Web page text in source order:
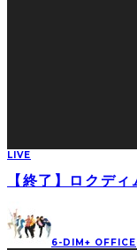
LIVE
【終了】ロクデ
6-DIM+ OFFICE